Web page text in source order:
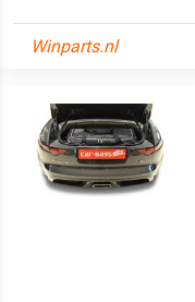
Winparts.nl